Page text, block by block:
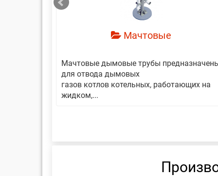
Мачтовые
Мачтовые дымовые трубы
для отвода дымовых
газов котлов котельных, работающих на
жидком,...